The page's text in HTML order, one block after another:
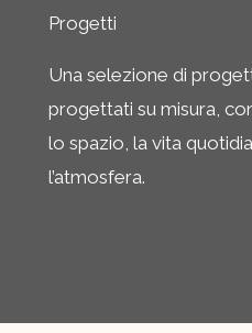
Progetti
Una selezione di
progettati su misura,
lo spazio, la vita
l’atmosfera.